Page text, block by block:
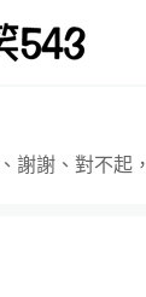
謝謝、對不起